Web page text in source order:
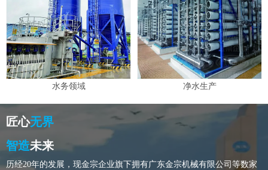
水务领域 净水生产
匠心无界
智造未来
历经20年的发展，现金宗企业旗下拥有广东金宗机械有限公司等数家